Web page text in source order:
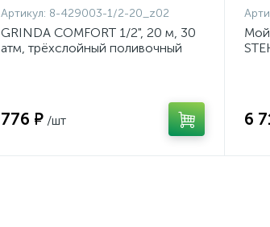
Артикул: 8-429003-1/2-20_z02
GRINDA COMFORT 1/2", 20 м, 30
атм, трёхслойный поливочный
776 ₽ /шт 6